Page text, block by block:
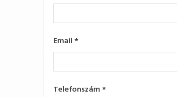
Email*
Telefonszám*